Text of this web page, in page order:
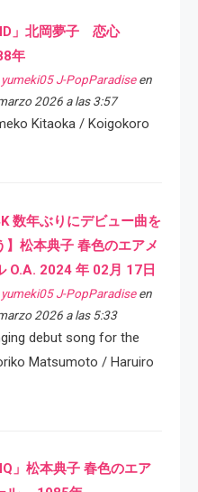
」北岡夢子 恋心
年
yumeki05 J-PopParadiseen
2026 a las 3:57
Kitaoka / Koigokoro
数年ぶりにデビュー曲を
】松本典子 春色のエアメ
O.A. 2024 年 02月 17日
yumeki05 J-PopParadiseen
2026 a las 5:33
debut song for the
Matsumoto / Haruiro
」松本典子 春色のエア